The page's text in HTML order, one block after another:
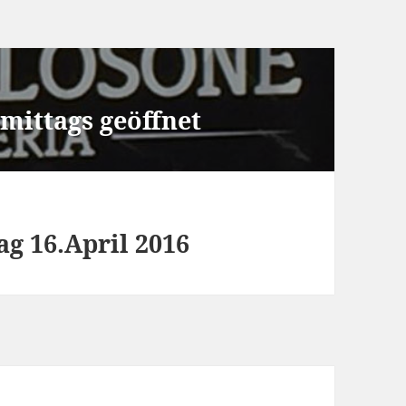
geöffnet
16.April 2016